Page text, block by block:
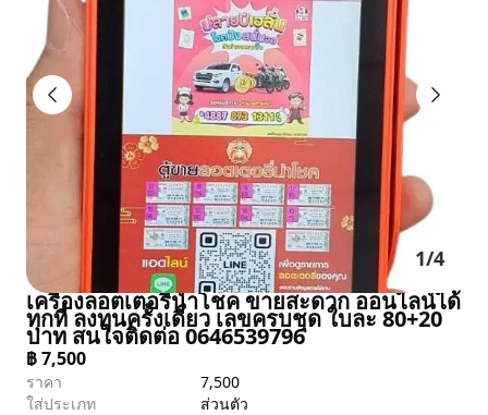
1/4
เครื่องลอตเตอรี่นำโชค ขายสะดวก ออนไลน์ได้
ทุกที่ ลงทุนครั้งเดียว เลขครบชุด ใบละ 80+20
บาท สนใจติดต่อ 0646539796
฿7,500
ราคา
7,500
ใส่ประเภท
ส่วนตัว